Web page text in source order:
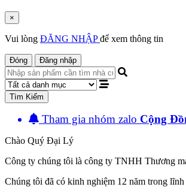
×
Vui lòng ĐĂNG NHẬPđể xem thông tin
Đóng Đăng nhập
Tìm Kiếm
Tham gia nhóm zalo Cộng
Chào Quý Đại Lý
Công ty chúng tôi là công ty TNHH Thương
Chúng tôi đã có kinh nghiệm 12 năm trong